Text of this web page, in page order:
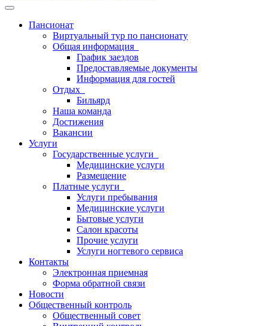
Пансионат
Виртуальный тур по пансионату
Общая информация
График заездов
Предоставляемые документы
Информация для гостей
Отдых
Бильярд
Наша команда
Достижения
Вакансии
Услуги
Государственные услуги
Медицинские услуги
Размещение
Платные услуги
Услуги пребывания
Медицинские услуги
Бытовые услуги
Салон красоты
Прочие услуги
Услуги ногтевого сервиса
Контакты
Электронная приемная
Форма обратной связи
Новости
Общественный контроль
Общественный совет